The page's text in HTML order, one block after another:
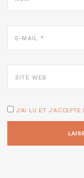
MAIL
WEB
J'AI LU ET J'ACCEPTE